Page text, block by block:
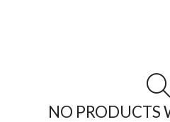
NO PRODUCTS